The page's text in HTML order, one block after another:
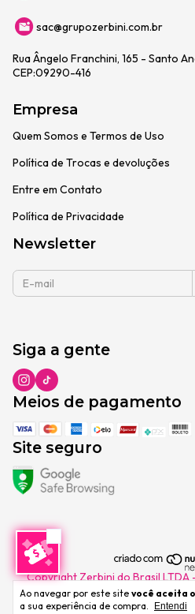
Ao navegar por este site você aceita
a sua experiência de compra.
Entendi
sac@grupozerbini.com.br
Rua Ângelo Franchini, 165 - Santo
CEP:09290-416
Empresa
Quem Somos e Termos de Uso
Política de Trocas e devoluções
Entre em Contato
Política de Privacidade
Newsletter
Siga a gente
Meios de pagamento
Site seguro
Copyright Zerbini do Brasil
Todos os direitos